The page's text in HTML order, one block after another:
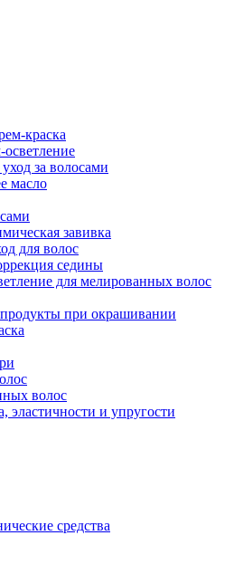
краска
за волосами
масло
завивка
для волос
седины
для мелированных волос
при окрашивании
волос
эластичности и упругости
средства